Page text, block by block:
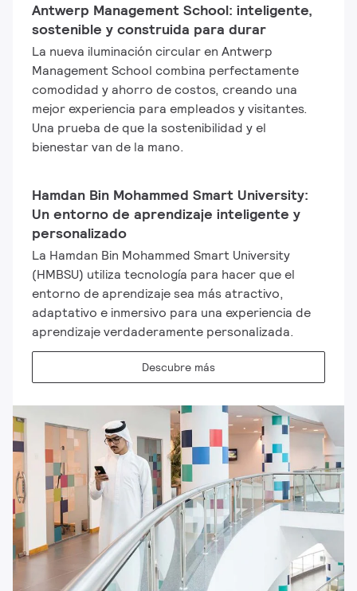
Antwerp Management School: inteligente,
sostenible y construida para durar
La nueva iluminación circular en Antwerp
Management School combina perfectamente
comodidad y ahorro de costos, creando una
mejor experiencia para empleados y visitantes.
Una prueba de que la sostenibilidad y el
bienestar van de la mano.
Hamdan Bin Mohammed Smart University:
Un entorno de aprendizaje inteligente y
personalizado
La Hamdan Bin Mohammed Smart University
(HMBSU) utiliza tecnología para hacer que el
entorno de aprendizaje sea más atractivo,
adaptativo e inmersivo para una experiencia de
aprendizaje verdaderamente personalizada.
Descubre más